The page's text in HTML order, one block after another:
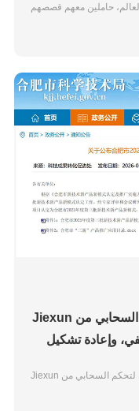
من جميع أنحاء العالم، حاملين معهم قصصهم
أكثر من مجرد "جديد": اختيار لتحكم السحابي من Jiexun
وإعادة تشكيل
في الآونة الأخيرة، تم اختيار حل خط الإنتاج الذكي لتحكم السحابي من Jiexun